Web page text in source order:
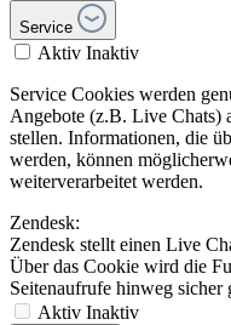
Service
Aktiv Inaktiv
Service Cookies werden
Angebote (z.B. Live Chats)
stellen. Informationen, die
werden, können
weiterverarbeitet werden.
Zendesk:
Zendesk stellt einen Live
Über das Cookie wird die
Seitenaufrufe hinweg sicher
Aktiv Inaktiv